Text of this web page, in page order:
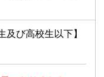
及び高校生以下】